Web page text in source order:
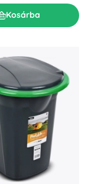
Kosárba